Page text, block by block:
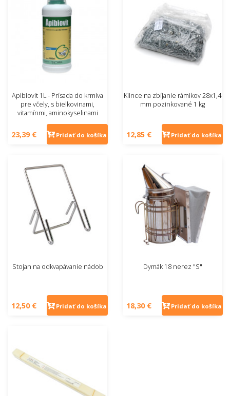
Apibiovit 1L - Prísada do krmiva
pre včely, s bielkovinami,
vitamínmi, aminokyselinami
23,39 € Pridať do košíka
Klince na zbíjanie rámikov 28x1,4
mm pozinkované 1 kg
12,85 € Pridať do košíka
Stojan na odkvapávanie nádob
12,50 € Pridať do košíka
Dymák 18 nerez "S"
18,30 € Pridať do košíka